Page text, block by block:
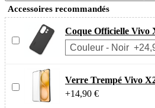
Accessoires recommandés
Coque Officielle Vivo
Verre Trempé Vivo
+14,90 €